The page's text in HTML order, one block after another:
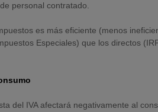
personal contratado.
es más eficiente (menos
Especiales) que los directos
del IVA afectará negativamente al